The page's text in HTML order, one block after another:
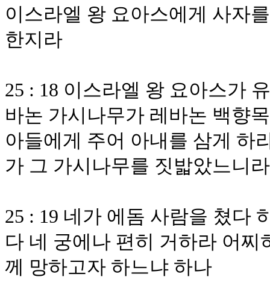
이스라엘 왕 요아스에게 사자
한지라
25 : 18 이스라엘 왕 요아스가
바논 가시나무가 레바논 백향
아들에게 주어 아내를 삼게 하
가 그 가시나무를 짓밟았느니라
25 : 19 네가 에돔 사람을 쳤다
다 네 궁에나 편히 거하라 어
께 망하고자 하느냐 하나